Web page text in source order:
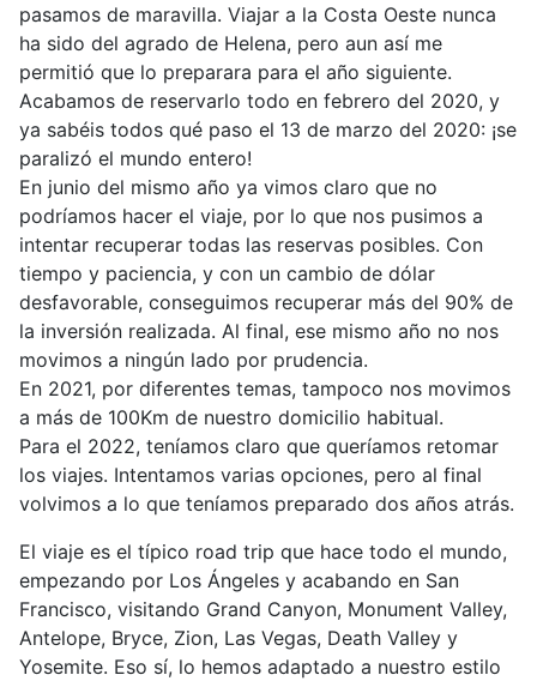
pasamos de maravilla. Viajar a la Costa Oeste nunca
ha sido del agrado de Helena, pero aun así me
permitió que lo preparara para el año siguiente.
Acabamos de reservarlo todo en febrero del 2020, y
ya sabéis todos qué paso el 13 de marzo del 2020: ¡se
paralizó el mundo entero!
En junio del mismo año ya vimos claro que no
podríamos hacer el viaje, por lo que nos pusimos a
intentar recuperar todas las reservas posibles. Con
tiempo y paciencia, y con un cambio de dólar
desfavorable, conseguimos recuperar más del 90% de
la inversión realizada. Al final, ese mismo año no nos
movimos a ningún lado por prudencia.
En 2021, por diferentes temas, tampoco nos movimos
a más de 100Km de nuestro domicilio habitual.
Para el 2022, teníamos claro que queríamos retomar
los viajes. Intentamos varias opciones, pero al final
volvimos a lo que teníamos preparado dos años atrás.
El viaje es el típico road trip que hace todo el mundo,
empezando por Los Ángeles y acabando en San
Francisco, visitando Grand Canyon, Monument Valley,
Antelope, Bryce, Zion, Las Vegas, Death Valley y
Yosemite. Eso sí, lo hemos adaptado a nuestro estilo